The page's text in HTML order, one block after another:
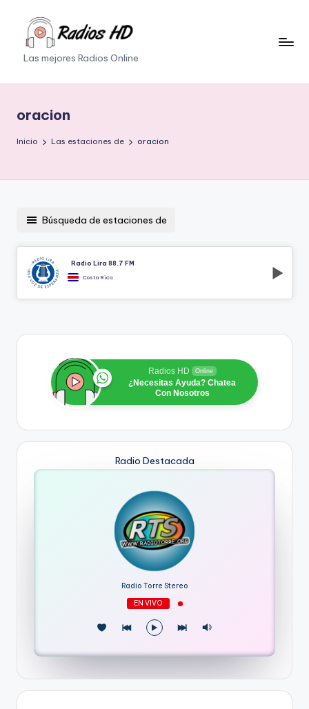
Saltar
contenidoLas mejores Radios Online
oracion
Inicio Las estaciones de oracion
Búsqueda de estaciones de
Radio Lira 88.7 FM
Costa Rica
Radios HD Online
¿Necesitas Ayuda? Chatea
Con Nosotros
Radio Destacada
Radio Torre Stereo
EN VIVO